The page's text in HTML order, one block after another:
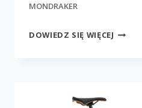
MONDRAKER
DOWIEDZ SIĘ WIĘCEJ SLY